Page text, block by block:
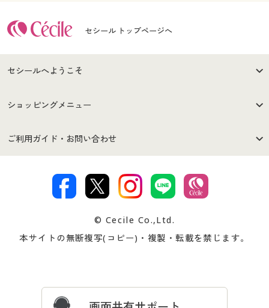
セシール トップページへ
セシールへようこそ
はじめての方へ
セシールご利用規約
著作権・商標について 会社案内
ショッピングメニュー
商品カテゴリ
プレゼント＆キャンペーン サイトマップ
ご利用ガイド・お問い合わせ
交換・返品は お支払は
ついて
忘れの場合
© Cecile Co.,Ltd.
本サイトの無断複写(コピー)・複製・転載を禁じます。